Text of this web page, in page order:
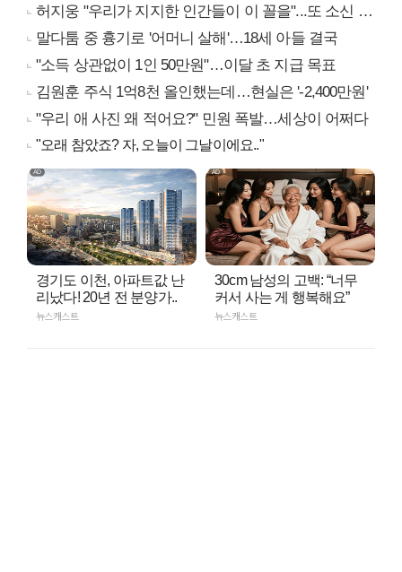
허지웅 "우리가 지지한 인간들이 이 꼴을"...또 소신 발언
말다툼 중 흉기로 '어머니 살해'…18세 아들 결국
"소득 상관없이 1인 50만원"…이달 초 지급 목표
김원훈 주식 1억8천 올인했는데…현실은 '-2,400만원'
"우리 애 사진 왜 적어요?" 민원 폭발…세상이 어쩌다
"오래 참았죠? 자, 오늘이 그날이에요.."
경기도 이천, 아파트값 난
리났다! 20년 전 분양가..
뉴스캐스트
30cm 남성의 고백: “너무
커서 사는 게 행복해요”
뉴스캐스트